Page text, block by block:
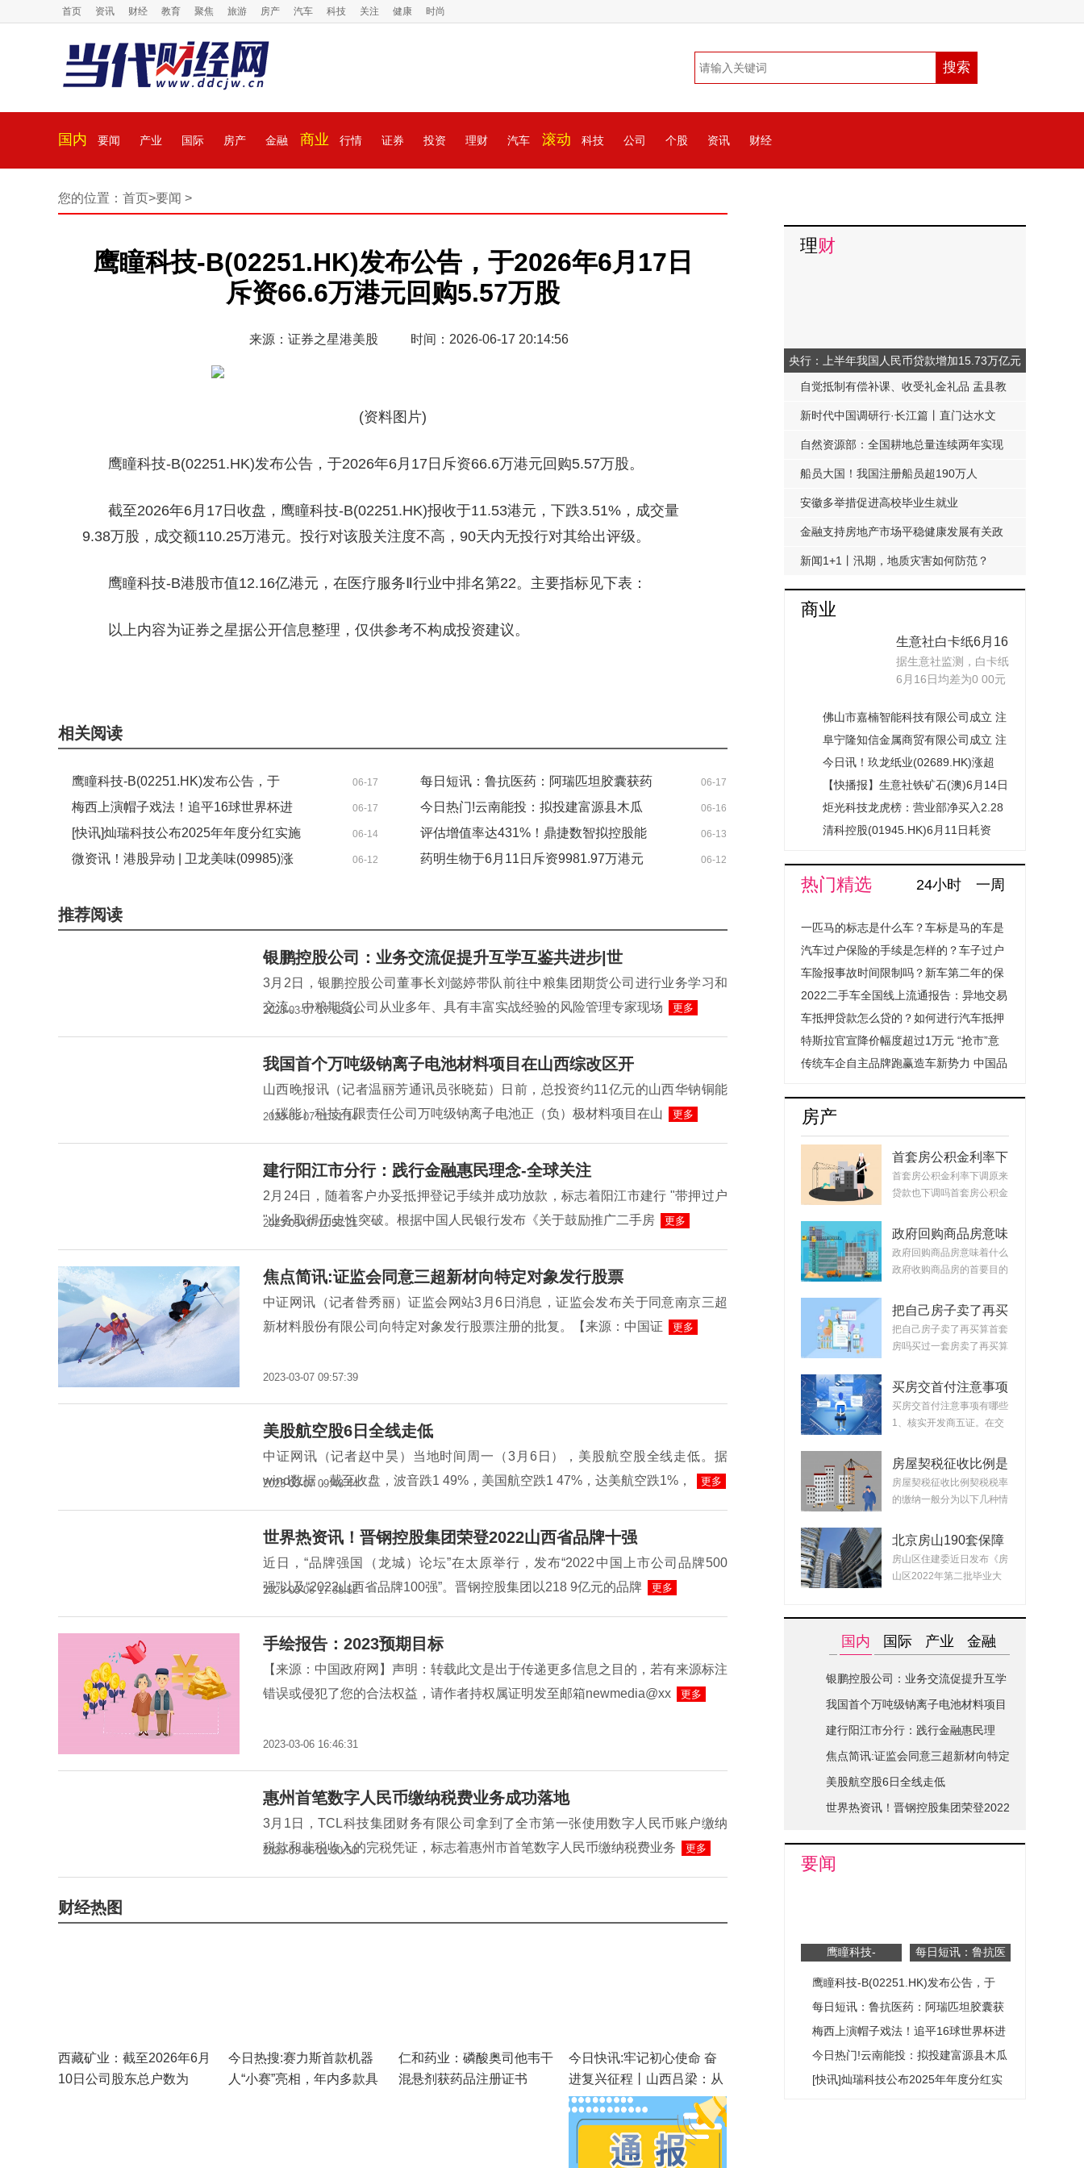
首页 资讯 财经 教育 聚焦 旅游 房产 汽车 科技 关注 健康 时尚
国内 要闻 产业 国际 房产 金融 商业 行情 证券 投资 理财 汽车 滚动 科技 公司 个股 资讯 财经
您的位置： 首页>要闻 >
鹰瞳科技-B(02251.HK)发布公告，于2026年6月17日
斥资66.6万港元回购5.57万股
来源：证券之星港美股 时间：2026-06-17 20:14:56
(资料图片)
鹰瞳科技-B(02251.HK)发布公告，于2026年6月17日斥资66.6万港元回购5.57万股。
截至2026年6月17日收盘，鹰瞳科技-B(02251.HK)报收于11.53港元，下跌3.51%，成交量
9.38万股，成交额110.25万港元。投行对该股关注度不高，90天内无投行对其给出评级。
鹰瞳科技-B港股市值12.16亿港元，在医疗服务Ⅱ行业中排名第22。主要指标见下表：
以上内容为证券之星据公开信息整理，仅供参考不构成投资建议。
相关阅读
鹰瞳科技-B(02251.HK)发布公告，于
2026年6月17日斥资66.6万港元回购5.57
万股
06-17
每日短讯：鲁抗医药：阿瑞匹坦胶囊获药
品注册证书
06-17
梅西上演帽子戏法！追平16球世界杯进
球纪录 每日热闻
06-17
今日热门!云南能投：拟投建富源县木瓜
坪风电场项目
06-16
[快讯]灿瑞科技公布2025年年度分红实施
方案-聚焦
06-14
评估增值率达431%！鼎捷数智拟控股能
誉科技 后者经营活动现金流净额为负 焦
06-13
微资讯！港股异动 | 卫龙美味(09985)涨
将重视渠道陈列及提效
06-12
药明生物于6月11日斥资9981.97万港元
06-12
推荐阅读
银鹏控股公司：业务交流促提升互学互鉴共进步|世
3月2日，银鹏控股公司董事长刘懿婷带队前往中粮集团期货公司进行业务学习和
交流。中粮期货公司从业多年、具有丰富实战经验的风险管理专家现场
更多
2023-03-07 17:52:41
我国首个万吨级钠离子电池材料项目在山西综改区开
山西晚报讯（记者温丽芳通讯员张晓茹）日前，总投资约11亿元的山西华钠铜能
（碳能）科技有限责任公司万吨级钠离子电池正（负）极材料项目在山
更多
2023-03-07 11:51:14
建行阳江市分行：践行金融惠民理念-全球关注
2月24日，随着客户办妥抵押登记手续并成功放款，标志着阳江市建行 "带押过户
"业务取得历史性突破。根据中国人民银行发布《关于鼓励推广二手房
更多
2023-03-07 11:53:21
焦点简讯:证监会同意三超新材向特定对象发行股票
中证网讯（记者昝秀丽）证监会网站3月6日消息，证监会发布关于同意南京三超
新材料股份有限公司向特定对象发行股票注册的批复。【来源：中国证
更多
2023-03-07 09:57:39
美股航空股6日全线走低
中证网讯（记者赵中昊）当地时间周一（3月6日），美股航空股全线走低。据
wind数据，截至收盘，波音跌1 49%，美国航空跌1 47%，达美航空跌1%，
更多
2023-03-07 09:43:44
世界热资讯！晋钢控股集团荣登2022山西省品牌十强
近日，“品牌强国（龙城）论坛”在太原举行，发布“2022中国上市公司品牌500
强”以及“2022山西省品牌100强”。晋钢控股集团以218 9亿元的品牌
更多
2023-03-06 17:38:52
手绘报告：2023预期目标
【来源：中国政府网】声明：转载此文是出于传递更多信息之目的，若有来源标注
错误或侵犯了您的合法权益，请作者持权属证明发至邮箱newmedia@xx
更多
2023-03-06 16:46:31
惠州首笔数字人民币缴纳税费业务成功落地
3月1日，TCL科技集团财务有限公司拿到了全市第一张使用数字人民币账户缴纳
税款和非税收入的完税凭证，标志着惠州市首笔数字人民币缴纳税费业务
更多
2023-03-06 11:50:50
财经热图
西藏矿业：截至2026年6月
10日公司股东总户数为
今日热搜:赛力斯首款机器
人“小赛”亮相，年内多款具
仁和药业：磷酸奥司他韦干
混悬剂获药品注册证书
今日快讯:牢记初心使命 奋
进复兴征程丨山西吕梁：从
晋绥红都到产业新城
理财
央行：上半年我国人民币贷款增加15.73万亿元
自觉抵制有偿补课、收受礼金礼品 盂县教
科局发布《工作提醒函》
新时代中国调研行·长江篇丨直门达水文
站：从靠人力蹲点到监测自动化
自然资源部：全国耕地总量连续两年实现
净增加
船员大国！我国注册船员超190万人
安徽多举措促进高校毕业生就业
金融支持房地产市场平稳健康发展有关政
策延期至明年底
新闻1+1丨汛期，地质灾害如何防范？
商业
生意社白卡纸6月16
日均线上穿 均差为
0.00元/吨
据生意社监测，白卡纸
6月16日均差为0 00元
M20=4136 67-4
佛山市嘉楠智能科技有限公司成立 注
册资本100万人民币|要闻速递
阜宁隆知信金属商贸有限公司成立 注
册资本5万人民币-天天快报
今日讯！玖龙纸业(02689.HK)涨超
8%，截至发稿，涨8.05%，报7.11港
元，成交额1.81亿港元
【快播报】生意社铁矿石(澳)6月14日
均差为-10.50元/吨 由负向扩大转为缩
小
炬光科技龙虎榜：营业部净买入2.28
亿元
清科控股(01945.HK)6月11日耗资
热门精选 24小时 一周
一匹马的标志是什么车？车标是马的车是
什么汽车？
汽车过户保险的手续是怎样的？车子过户
保险费用会上涨吗？
车险报事故时间限制吗？新车第二年的保
险怎么买？
2022二手车全国线上流通报告：异地交易
量提升超1.4倍成绝对主流
车抵押贷款怎么贷的？如何进行汽车抵押
贷款程序是怎样的？
特斯拉官宣降价幅度超过1万元 “抢市”意
图明显
传统车企自主品牌跑赢造车新势力 中国品
房产
首套房公积金利率下
调原来贷款也下调
吗？公积金贷款会随
吗？
首套房公积金利率下调原来
贷款也下调吗首套房公积金
政府回购商品房意味
着什么？政府回购安
置房价格如何定？
政府回购商品房意味着什么
政府收购商品房的首要目的
把自己房子卖了再买
算首套房吗？把房子
卖掉再买房子算二套
把自己房子卖了再买算首套
房吗买过一套房卖了再买算
买房交首付注意事项
有哪些？买房交完首
付款后接下来的流程
买房交首付注意事项有哪些
1、核实开发商五证。在交
房屋契税征收比例是
什么？ 2022房产契
税最新政策
房屋契税征收比例契税税率
的缴纳一般分为以下几种情
北京房山190套保障
租赁房面向毕业生配
租 房源均为精装交
房山区住建委近日发布《房
山区2022年第二批毕业大
国内 国际 产业 金融
银鹏控股公司：业务交流促提升互学
互鉴共进步|世界简讯
我国首个万吨级钠离子电池材料项目
在山西综改区开建
建行阳江市分行：践行金融惠民理
念-全球关注
焦点简讯:证监会同意三超新材向特定
对象发行股票的注册申请
美股航空股6日全线走低
世界热资讯！晋钢控股集团荣登2022
要闻
鹰瞳科技-
公告，于2026年6
月17日斥资66.6万
港元回购5.57万股
每日短讯：鲁抗医
获药品注册证书
鹰瞳科技-B(02251.HK)发布公告，于
2026年6月17日斥资66.6万港元回购
5.57万股
每日短讯：鲁抗医药：阿瑞匹坦胶囊获
药品注册证书
梅西上演帽子戏法！追平16球世界杯进
球纪录 每日热闻
今日热门!云南能投：拟投建富源县木瓜
坪风电场项目
[快讯]灿瑞科技公布2025年年度分红实